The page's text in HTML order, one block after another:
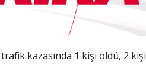
kazasında 1 kişi öldü, 2 kişi